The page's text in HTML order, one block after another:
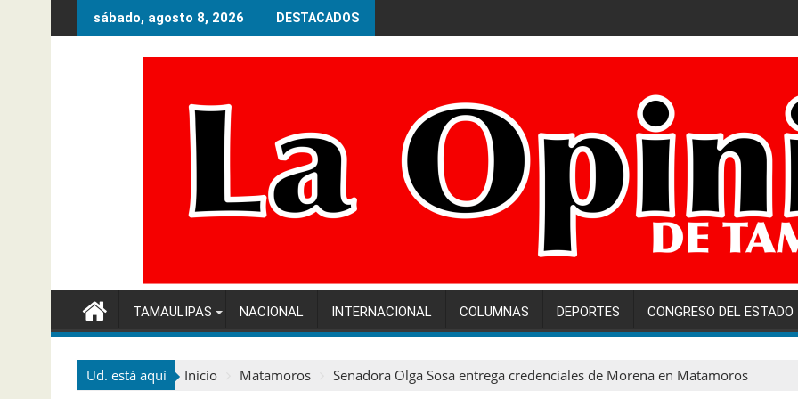
al
sábado, agosto 8, 2026 DESTACADOS
TAMAULIPAS NACIONAL INTERNACIONAL COLUMNAS DEPORTES CONGRESO DEL ESTADO
Ud. está aquí Inicio Matamoros Senadora Olga Sosa entrega credenciales de Morena en Matamoros